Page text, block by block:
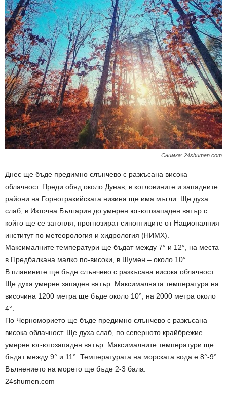
Снимка: 24shumen.com
Днес ще бъде предимно слънчево с разкъсана висока
облачност. Преди обяд около Дунав, в котловините и западните
райони на Горнотракийската низина ще има мъгли. Ще духа
слаб, в Източна България до умерен юг-югозападен вятър с
който ще се затопля, прогнозират синоптиците от Националния
институт по метеорология и хидрология (НИМХ).
Максималните температури ще бъдат между 7° и 12°, на места
в Предбалкана малко по-високи, в Шумен – около 10°.
В планините ще бъде слънчево с разкъсана висока облачност.
Ще духа умерен западен вятър. Максималната температура на
височина 1200 метра ще бъде около 10°, на 2000 метра около
4°.
По Черноморието ще бъде предимно слънчево с разкъсана
висока облачност. Ще духа слаб, по северното крайбрежие
умерен юг-югозападен вятър. Максималните температури ще
бъдат между 9° и 11°. Температурата на морската вода е 8°-9°.
Вълнението на морето ще бъде 2-3 бала.
24shumen.com